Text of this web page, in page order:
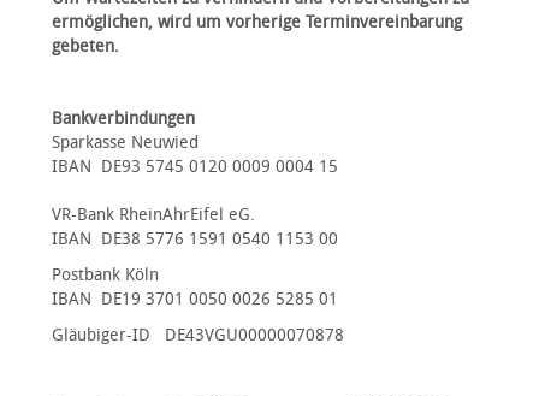
ermöglichen, wird um vorherige Terminvereinbarung
gebeten.
Bankverbindungen
Sparkasse Neuwied
IBAN DE93 5745 0120 0009 0004 15
VR-Bank RheinAhrEifel eG.
IBAN DE38 5776 1591 0540 1153 00
Postbank Köln
IBAN DE19 3701 0050 0026 5285 01
Gläubiger-ID DE43VGU00000070878